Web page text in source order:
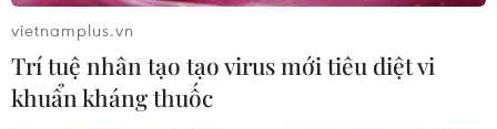
vietnamplus.vn
Trí tuệ nhân tạo tạo virus mới tiêu diệt vi
khuẩn kháng thuốc